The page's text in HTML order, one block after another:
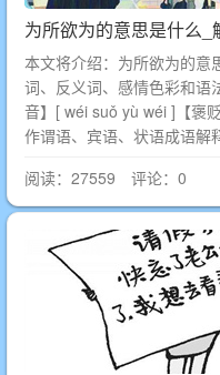
本文将介绍：为所欲为的意
词、反义词、感情色彩和语
音】[ wéi suǒ yù wéi ]【褒
作谓语、宾语、状语成语解
阅读：27559 评论：0